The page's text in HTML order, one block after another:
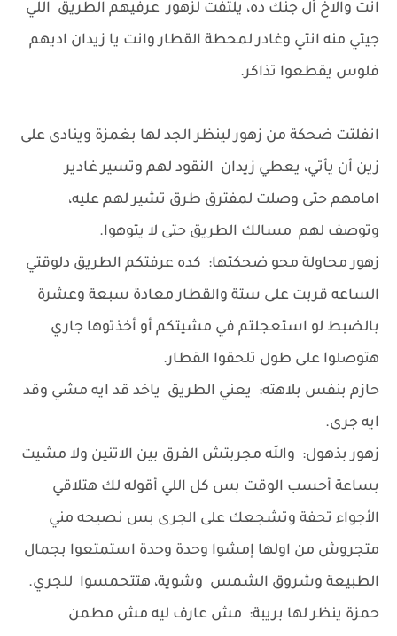
انت والاخ أل جنك ده، يلتفت لزهور عرفيهم الطريق اللي
جيتي منه انتي وغادر لمحطة القطار وانت يا زيدان اديهم
فلوس يقطعوا تذاكر.
انفلتت ضحكة من زهور لينظر الجد لها بغمزة وينادى على
زين أن يأتي، يعطي زيدان النقود لهم وتسير غادير
امامهم حتى وصلت لمفترق طرق تشير لهم عليه،
وتوصف لهم مسالك الطريق حتى لا يتوهوا.
زهور محاولة محو ضحكتها: كده عرفتكم الطريق دلوقتي
الساعه قربت على ستة والقطار معادة سبعة وعشرة
بالضبط لو استعجلتم في مشيتكم أو أخذتوها جاري
هتوصلوا على طول تلحقوا القطار.
حازم بنفس بلاهته: يعني الطريق ياخد قد ايه مشي وقد
ايه جرى.
زهور بذهول: والله مجربتش الفرق بين الاتنين ولا مشيت
بساعة أحسب الوقت بس كل اللي أقوله لك هتلاقي
الأجواء تحفة وتشجعك على الجرى بس نصيحه مني
متجروش من اولها إمشوا وحدة وحدة استمتعوا بجمال
الطبيعة وشروق الشمس وشوية، هتتحمسوا للجري.
حمزة ينظر لها بريبة: مش عارف ليه مش مطمن